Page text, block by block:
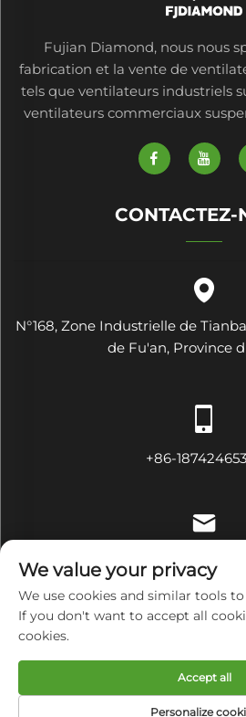
Fujian Diamond, nous nous
fabrication et la vente de
tels que ventilateurs industriels
ventilateurs commerciaux
CONTACTEZ-
N°168, Zone Industrielle de
de Fu'an, Province
+86-
Droits d'auteur © Fujian Diamond
Equipment Co., Ltd Tous droits
confidentialité
We value your privacy
We use cookies and similar tools
If you don't want to accept all
cookies.
Personalize
Accept all